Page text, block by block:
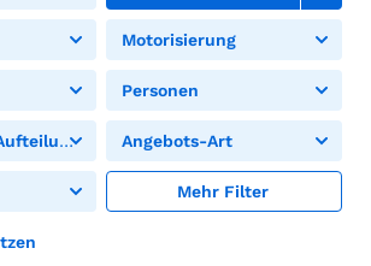
Motorisierung
Personen
Angebots-Art
Mehr Filter